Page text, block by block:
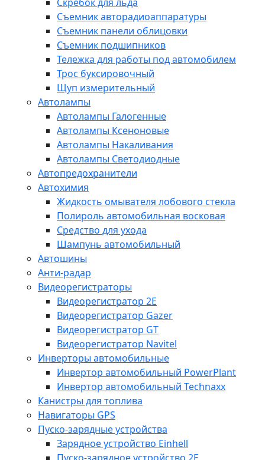
Съемник авторадиоаппаратуры
Съемник панели облицовки
Съемник подшипников
Тележка для работы под автомобилем
Трос буксировочный
Щуп измерительный
Автолампы
Автолампы Галогенные
Автолампы Ксеноновые
Автолампы Накаливания
Автолампы Светодиодные
Автопредохранители
Автохимия
Жидкость омывателя лобового стекла
Полироль автомобильная восковая
Средство для ухода
Шампунь автомобильный
Автошины
Анти-радар
Видеорегистраторы
Видеорегистратор 2E
Видеорегистратор Gazer
Видеорегистратор GT
Видеорегистратор Navitel
Инверторы автомобильные
Инвертор автомобильный PowerPlant
Инвертор автомобильный Technaxx
Канистры для топлива
Навигаторы GPS
Пуско-зарядные устройства
Зарядное устройство Einhell